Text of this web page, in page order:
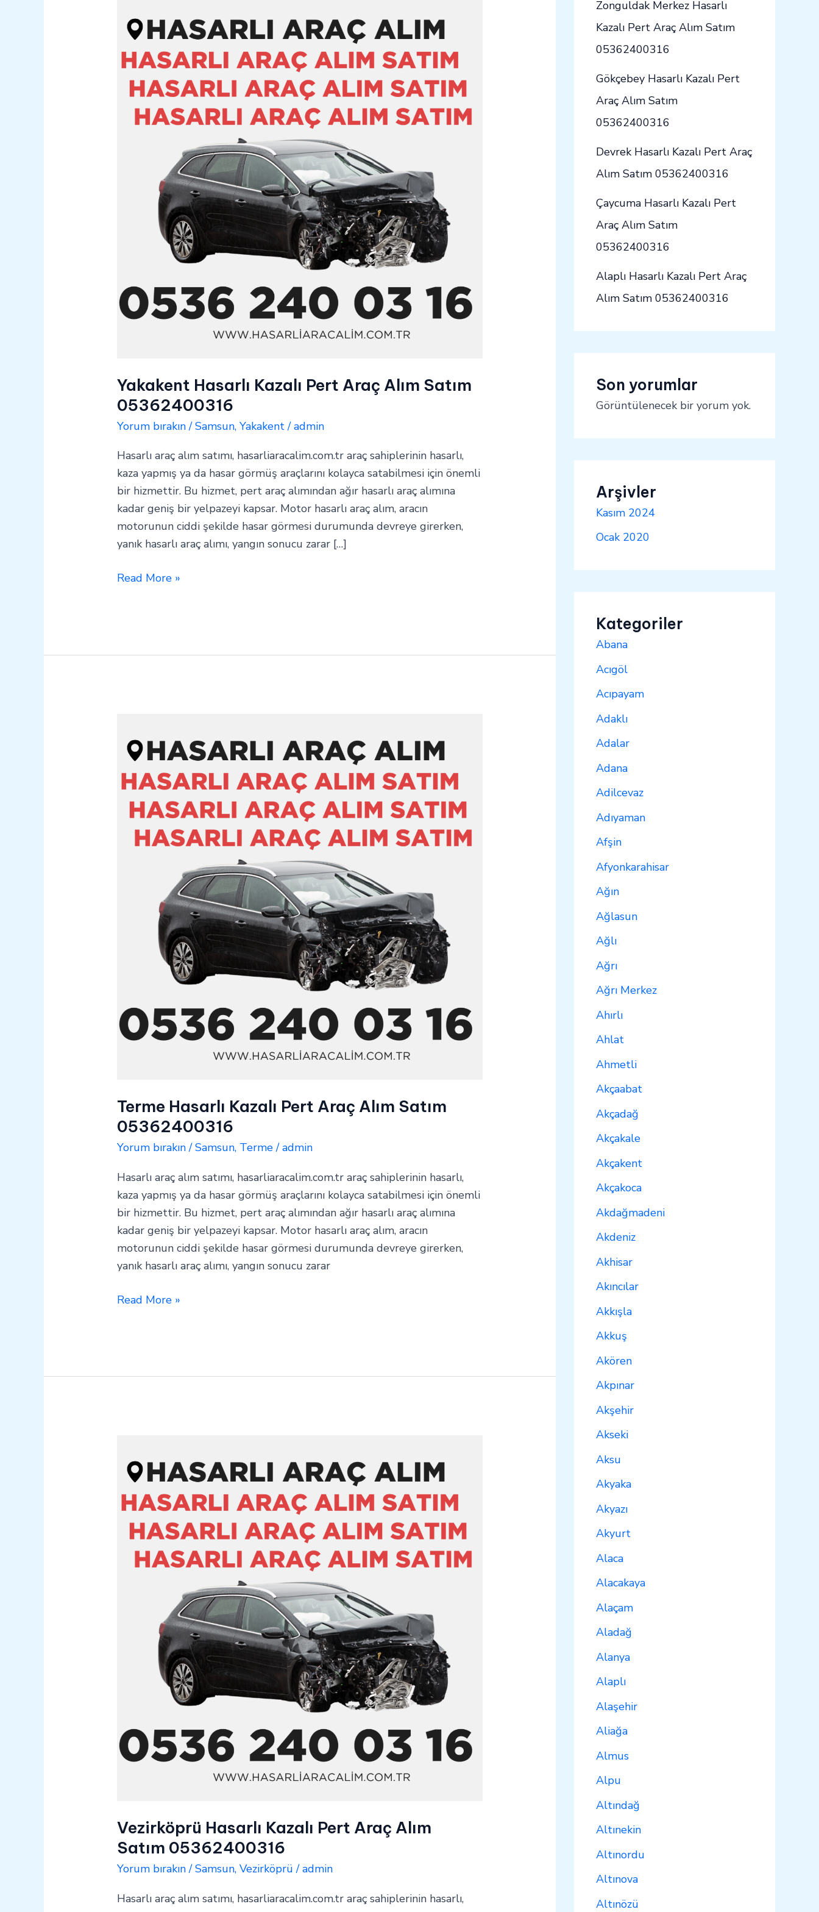
Yakakent Hasarlı Kazalı Pert Araç Alım Satım
05362400316
Yorum bırakın /Samsun,Yakakent/admin
Hasarlı araç alım satımı, hasarliaracalim.com.tr araç sahiplerinin hasarlı,
kaza yapmış ya da hasar görmüş araçlarını kolayca satabilmesi için önemli
bir hizmettir. Bu hizmet, pert araç alımından ağır hasarlı araç alımına
kadar geniş bir yelpazeyi kapsar. Motor hasarlı araç alım, aracın
motorunun ciddi şekilde hasar görmesi durumunda devreye girerken,
yanık hasarlı araç alımı, yangın sonucu zarar […]
Hasarlı
Kazalı
Pert
Araç
Alım
Satım
05362400316
Read More »
Terme Hasarlı Kazalı Pert Araç Alım Satım
05362400316
Yorum bırakın /Samsun, Terme/admin
Hasarlı araç alım satımı, hasarliaracalim.com.tr araç sahiplerinin hasarlı,
kaza yapmış ya da hasar görmüş araçlarını kolayca satabilmesi için önemli
bir hizmettir. Bu hizmet, pert araç alımından ağır hasarlı araç alımına
kadar geniş bir yelpazeyi kapsar. Motor hasarlı araç alım, aracın
motorunun ciddi şekilde hasar görmesi durumunda devreye girerken,
yanık hasarlı araç alımı, yangın sonucu zarar
Hasarlı
Kazalı
Pert
Araç
Alım
Satım
05362400316
Read More »
Vezirköprü Hasarlı Kazalı Pert Araç Alım
Satım 05362400316
Yorum bırakın /Samsun,Vezirköprü /admin
Hasarlı araç alım satımı, hasarliaracalim.com.tr araç sahiplerinin hasarlı,
Hasarlı
Kazalı
Pert
Araç
Alım
Satım
05362400316
Zonguldak Merkez Hasarlı
Kazalı Pert Araç Alım Satım
05362400316
Gökçebey Hasarlı Kazalı Pert
Araç Alım Satım
05362400316
Devrek Hasarlı Kazalı Pert Araç
Alım Satım 05362400316
Çaycuma Hasarlı Kazalı Pert
Araç Alım Satım
05362400316
Alaplı Hasarlı Kazalı Pert Araç
Alım Satım 05362400316
Son yorumlar
Görüntülenecek bir yorum yok.
Arşivler
Kasım 2024
Ocak 2020
Kategoriler
Abana
Acıgöl
Acıpayam
Adaklı
Adalar
Adana
Adilcevaz
Adıyaman
Afşin
Afyonkarahisar
Ağın
Ağlasun
Ağlı
Ağrı
Ağrı Merkez
Ahırlı
Ahlat
Ahmetli
Akçaabat
Akçadağ
Akçakale
Akçakent
Akçakoca
Akdağmadeni
Akdeniz
Akhisar
Akıncılar
Akkışla
Akkuş
Akören
Akpınar
Akşehir
Akseki
Aksu
Akyaka
Akyazı
Akyurt
Alaca
Alacakaya
Alaçam
Aladağ
Alanya
Alaplı
Alaşehir
Aliağa
Almus
Alpu
Altındağ
Altınekin
Altınordu
Altınova
Altınözü